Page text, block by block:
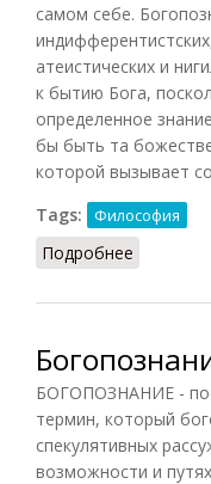
самом себе.
атеистических и
к бытию Бога,
определенное
бы быть та
которой вызывает
Tags:
Философия
Подробнее
БОГОПОЗНАНИЕ -
термин, который
спекулятивных
возможности и